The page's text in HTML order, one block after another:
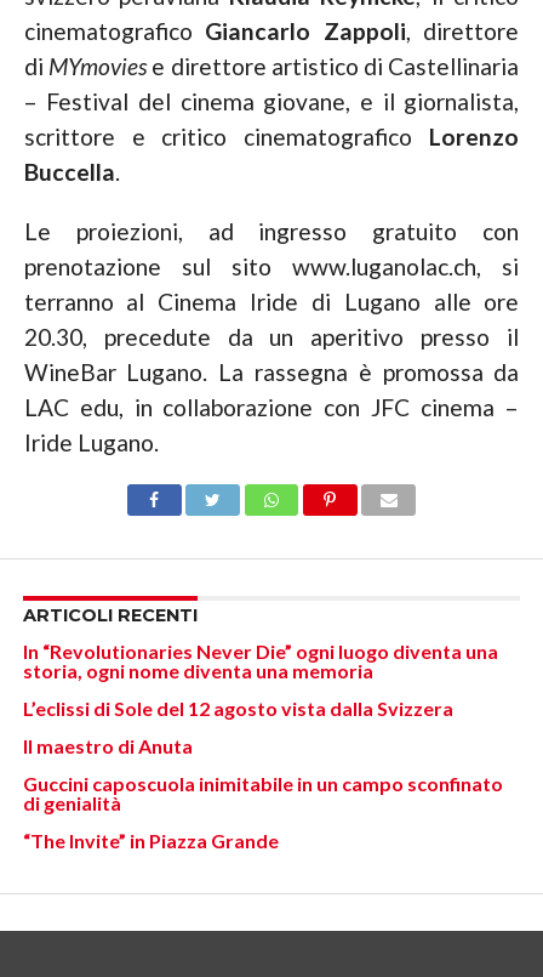
cinematografico Giancarlo Zappoli, direttore
di MYmoviese direttore artistico di Castellinaria
– Festival del cinema giovane, e il giornalista,
scrittore e critico cinematografico Lorenzo
Buccella.
Le proiezioni, ad ingresso gratuito con
prenotazione sul sito www.luganolac.ch, si
terranno al Cinema Iride di Lugano alle ore
20.30, precedute da un aperitivo presso il
WineBar Lugano. La rassegna è promossa da
LAC edu, in collaborazione con JFC cinema –
Iride Lugano.
ARTICOLI RECENTI
In “Revolutionaries Never Die” ogni luogo diventa una
storia, ogni nome diventa una memoria
L’eclissi di Sole del 12 agosto vista dalla Svizzera
Il maestro di Anuta
Guccini caposcuola inimitabile in un campo sconfinato
di genialità
“The Invite” in Piazza Grande